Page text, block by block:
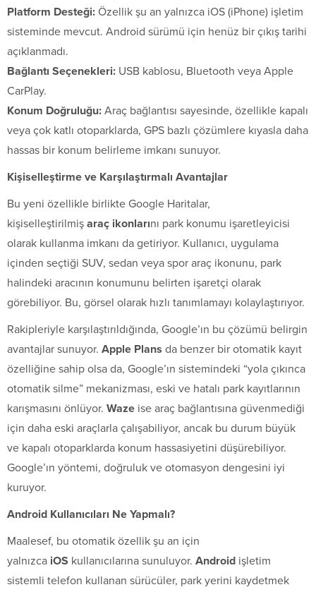
Platform Desteği: Özellik şu an yalnızca iOS (iPhone) işletim
sisteminde mevcut. Android sürümü için henüz bir çıkış tarihi
açıklanmadı.
Bağlantı Seçenekleri: USB kablosu, Bluetooth veya Apple
CarPlay.
Konum Doğruluğu: Araç bağlantısı sayesinde, özellikle kapalı
veya çok katlı otoparklarda, GPS bazlı çözümlere kıyasla daha
hassas bir konum belirleme imkanı sunuyor.
Kişiselleştirme ve Karşılaştırmalı Avantajlar
Bu yeni özellikle birlikte Google Haritalar,
kişiselleştirilmiş araç ikonlarını park konumu işaretleyicisi
olarak kullanma imkanı da getiriyor. Kullanıcı, uygulama
içinden seçtiği SUV, sedan veya spor araç ikonunu, park
halindeki aracının konumunu belirten işaretçi olarak
görebiliyor. Bu, görsel olarak hızlı tanımlamayı kolaylaştırıyor.
Rakipleriyle karşılaştırıldığında, Google’ın bu çözümü belirgin
avantajlar sunuyor. Apple Plans da benzer bir otomatik kayıt
özelliğine sahip olsa da, Google’ın sistemindeki “yola çıkınca
otomatik silme” mekanizması, eski ve hatalı park kayıtlarının
karışmasını önlüyor. Waze ise araç bağlantısına güvenmediği
için daha eski araçlarla çalışabiliyor, ancak bu durum büyük
ve kapalı otoparklarda konum hassasiyetini düşürebiliyor.
Google’ın yöntemi, doğruluk ve otomasyon dengesini iyi
kuruyor.
Android Kullanıcıları Ne Yapmalı?
Maalesef, bu otomatik özellik şu an için
yalnızca iOS kullanıcılarına sunuluyor. Android işletim
sistemli telefon kullanan sürücüler, park yerini kaydetmek